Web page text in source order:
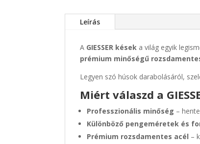
Leírás
A GIESSER kések a világ egyik
prémium minőségű
Legyen szó húsok darabolásáról,
Miért válaszd a
Professzionális minőség –
Különböző pengeméretek és
Prémium rozsdamentes acél –